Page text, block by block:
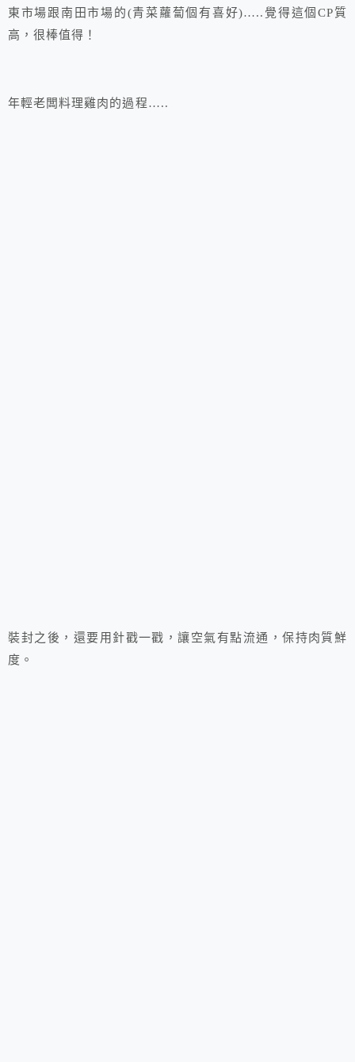
東市場跟南田市場的(青菜蘿蔔個有喜好)…..覺得這個CP質
高，很棒值得！
年輕老闆料理雞肉的過程…..
裝封之後，還要用針戳一戳，讓空氣有點流通，保持肉質鮮
度。